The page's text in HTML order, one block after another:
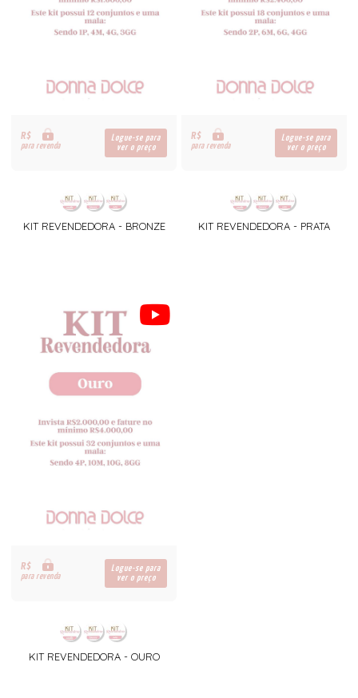
R$
para revenda
Logue-se para
ver o preço
KIT REVENDEDORA - BRONZE
R$
para revenda
Logue-se para
ver o preço
KIT REVENDEDORA - PRATA
R$
para revenda
Logue-se para
ver o preço
KIT REVENDEDORA - OURO